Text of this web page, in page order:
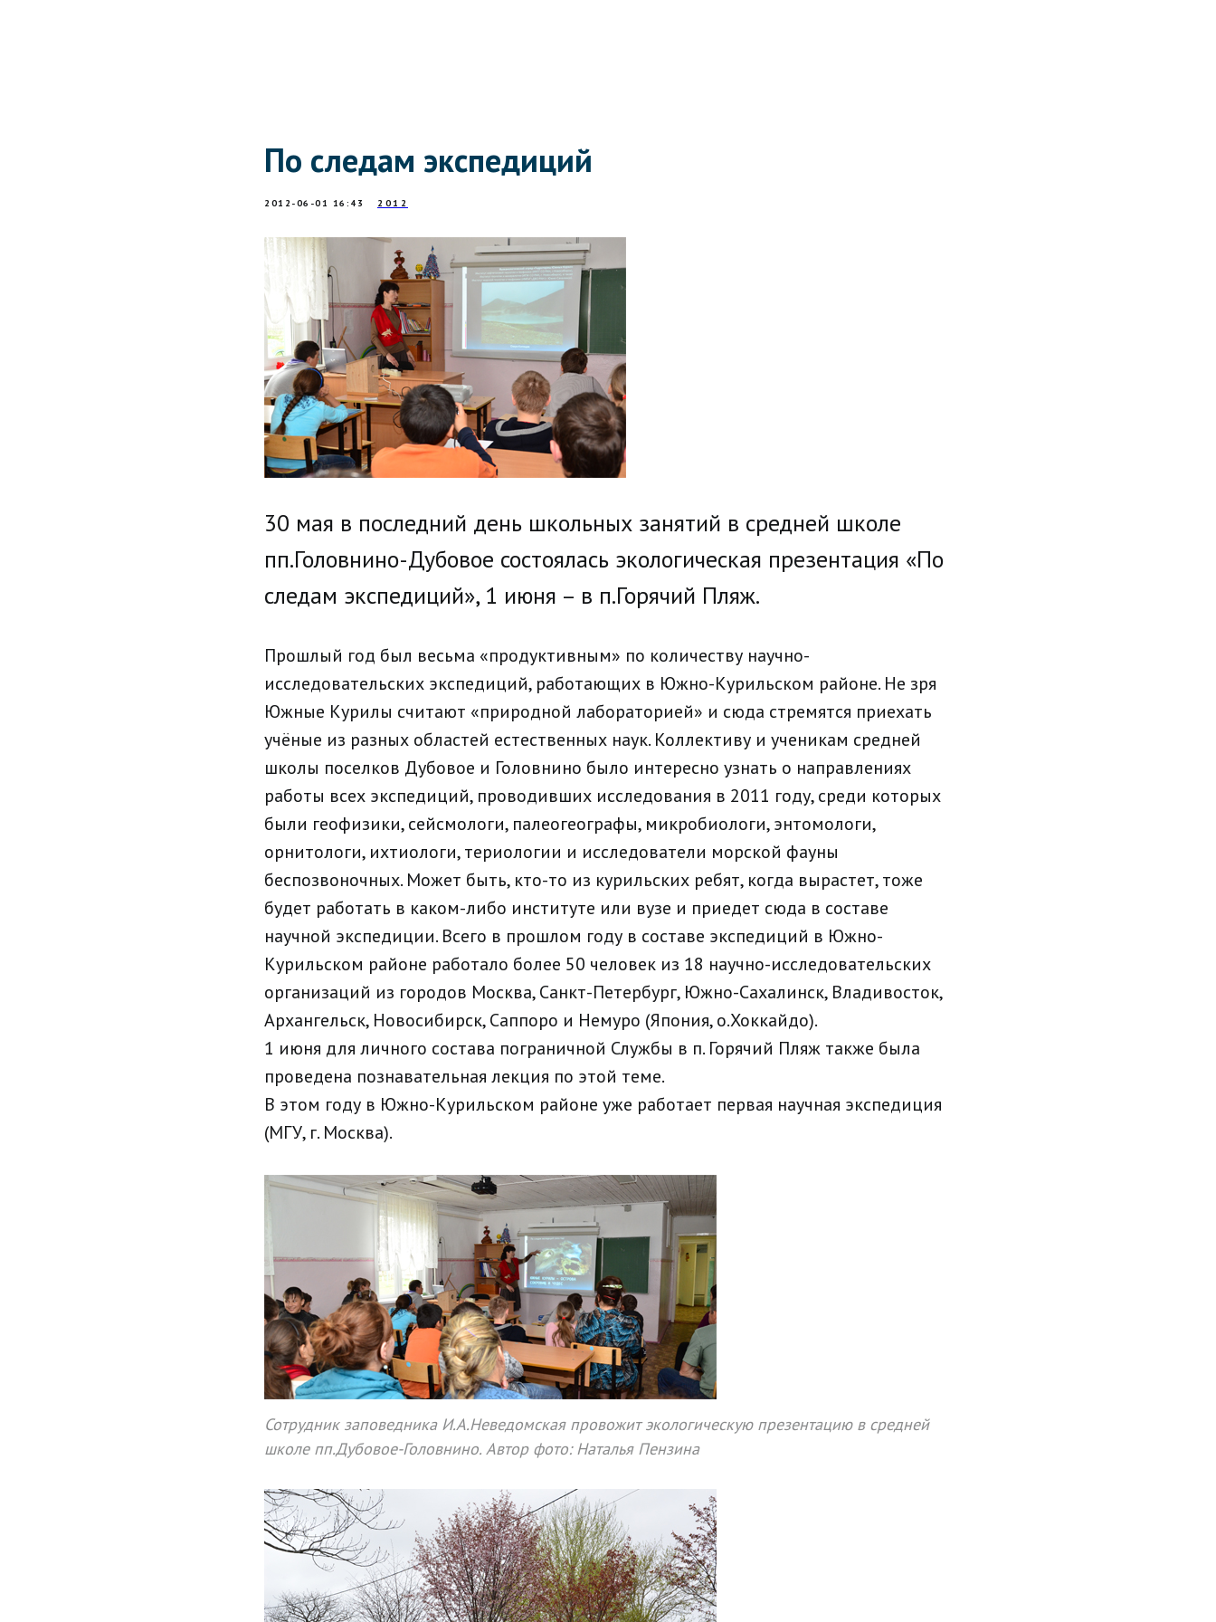
По следам экспедиций
2012-06-01 16:43 2012
30 мая в последний день школьных занятий в средней школе
пп.Головнино-Дубовое состоялась экологическая презентация «По
следам экспедиций», 1 июня – в п.Горячий Пляж.
Прошлый год был весьма «продуктивным» по количеству научно-
исследовательских экспедиций, работающих в Южно-Курильском районе. Не зря
Южные Курилы считают «природной лабораторией» и сюда стремятся приехать
учёные из разных областей естественных наук. Коллективу и ученикам средней
школы поселков Дубовое и Головнино было интересно узнать о направлениях
работы всех экспедиций, проводивших исследования в 2011 году, среди которых
были геофизики, сейсмологи, палеогеографы, микробиологи, энтомологи,
орнитологи, ихтиологи, териологии и исследователи морской фауны
беспозвоночных. Может быть, кто-то из курильских ребят, когда вырастет, тоже
будет работать в каком-либо институте или вузе и приедет сюда в составе
научной экспедиции. Всего в прошлом году в составе экспедиций в Южно-
Курильском районе работало более 50 человек из 18 научно-исследовательских
организаций из городов Москва, Санкт-Петербург, Южно-Сахалинск, Владивосток,
Архангельск, Новосибирск, Саппоро и Немуро (Япония, о.Хоккайдо).
1 июня для личного состава пограничной Службы в п. Горячий Пляж также была
проведена познавательная лекция по этой теме.
В этом году в Южно-Курильском районе уже работает первая научная экспедиция
(МГУ, г. Москва).
Сотрудник заповедника И.А.Неведомская провожит экологическую презентацию в средней
школе пп.Дубовое-Головнино. Автор фото: Наталья Пензина